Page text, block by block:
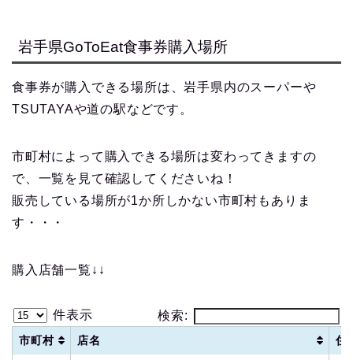
岩手県GoToEat食事券購入場所
食事券が購入できる場所は、岩手県内のスーパーや
TSUTAYAや道の駅などです。
市町村によって購入できる場所は変わってきますの
で、一覧を見て確認してくださいね！
販売している場所が1か所しかない市町村もありま
す・・・
購入店舗一覧↓↓
件表示 検索:
市町村 店名 住